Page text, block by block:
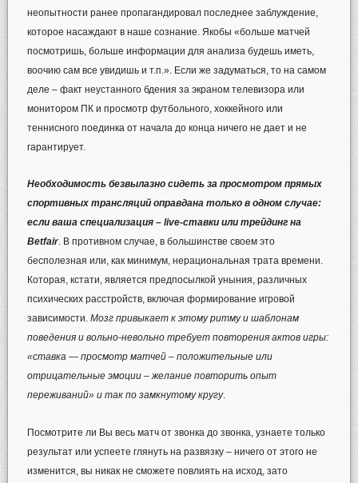
неопытности ранее пропагандировал последнее заблуждение,
которое насаждают в наше сознание. Якобы «больше матчей
посмотришь, больше информации для анализа будешь иметь,
воочию сам все увидишь и т.п.». Если же задуматься, то на самом
деле – факт неустанного бдения за экраном телевизора или
монитором ПК и просмотр футбольного, хоккейного или
теннисного поединка от начала до конца ничего не дает и не
гарантирует.
Необходимость безвылазно сидеть за просмотром прямых
спортивных трансляций оправдана только в одном случае:
если ваша специализация – live-ставки или трейдинг на
Betfair. В противном случае, в большинстве своем это
бесполезная или, как минимум, нерациональная трата времени.
Которая, кстати, является предпосылкой уныния, различных
психических расстройств, включая формирование игровой
зависимости. Мозг привыкает к этому ритму и шаблонам
поведения и вольно-невольно требует повторения актов игры:
«ставка — просмотр матчей – положительные или
отрицательные эмоции – желание повторить опыт
переживаний» и так по замкнутому кругу.
Посмотрите ли Вы весь матч от звонка до звонка, узнаете только
результат или успеете глянуть на развязку – ничего от этого не
изменится, вы никак не сможете повлиять на исход, зато